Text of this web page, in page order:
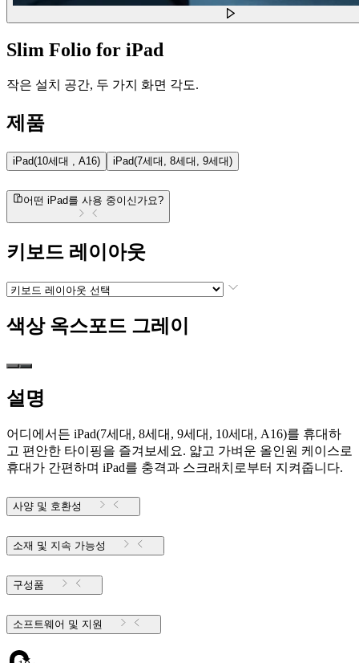
Slim Folio for iPad
작은 설치 공간, 두 가지 화면 각도.
제품
iPad(10세대 , A16) iPad(7세대, 8세대, 9세대)
어떤 iPad를 사용 중이신가요?
키보드 레이아웃
색상 옥스포드 그레이
설명
어디에서든 iPad(7세대, 8세대, 9세대, 10세대, A16)를 휴대하
고 편안한 타이핑을 즐겨보세요. 얇고 가벼운 올인원 케이스로
휴대가 간편하며 iPad를 충격과 스크래치로부터 지켜줍니다.
사양 및 호환성
소재 및 지속 가능성
구성품
소프트웨어 및 지원